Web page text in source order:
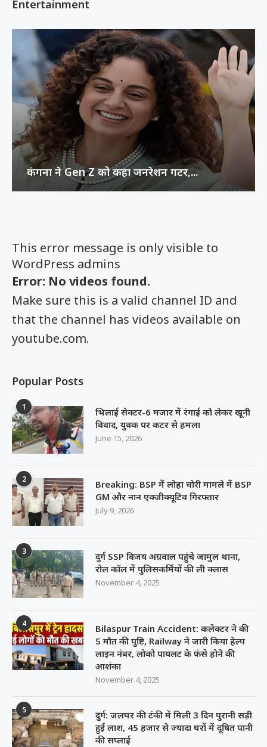
This error message is only visible to
WordPress admins
Error: No videos found.
Make sure this is a valid channel ID and
that the channel has videos available on
youtube.com.
Popular Posts
1
भिलाई सेक्टर-6 मजार में रंगाई को लेकर खूनी
विवाद, युवक पर कटर से हमला
June 15, 2026
2
Breaking: BSP में लोहा चोरी मामले में BSP
GM और नान एक्जीक्यूटिव गिरफ्तार
July 9, 2026
3
दुर्ग SSP विजय अग्रवाल पहुंचे जामुल थाना,
रोल कॉल में पुलिसकर्मियों की ली क्लास
November 4, 2025
4
Bilaspur Train Accident: कलेक्टर ने की
5 मौत की पुष्टि, Railway ने जारी किया हेल्प
लाइन नंबर, लोको पायलट के फंसे होने की
आशंका
November 4, 2025
5
दुर्ग: जलघर की टंकी में मिली 3 दिन पुरानी सड़ी
हुई लाश, 45 हजार से ज्यादा घरों में दूषित पानी
की सप्लाई
Entertainment
कंगना ने Gen Z को कहा जनरेशन गटर,...